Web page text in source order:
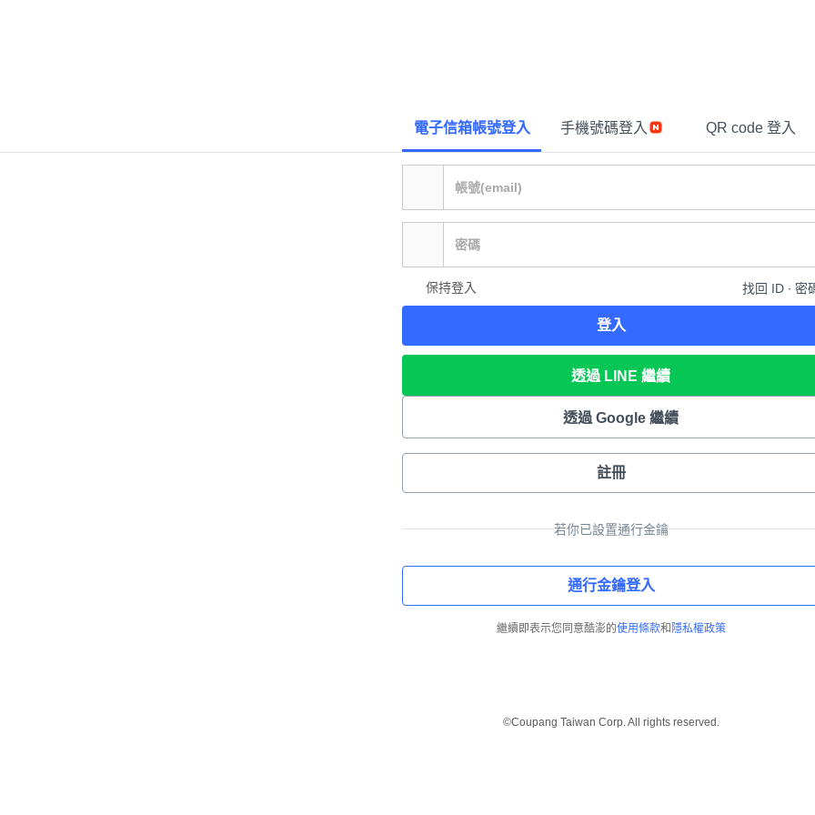
電子信箱帳號登入 手機號碼登入 QR code 登入
保持登入 找回 ID ∙ 密
登入
透過 LINE 繼續
透過 Google 繼續
註冊
若你已設置通行金鑰
通行金鑰登入
繼續即表示您同意酷澎的使用條款和 隱私權政策
©Coupang Taiwan Corp. All rights reserved.